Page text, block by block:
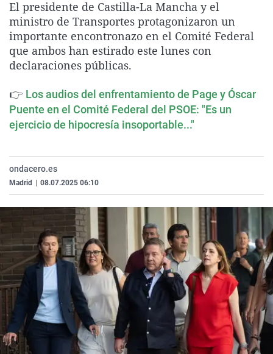
La rosa de los vientos
Gente viajera
Como el perro y el
Caso
Retornados
Equipo de
Extremadura
Galicia
La Rioja
País Vasco
Virales
Televisión
Elecciones
El presidente de Castilla-La Mancha y el
ministro de Transportes protagonizaron un
importante encontronazo en el Comité Federal
que ambos han estirado este lunes con
declaraciones públicas.
👉 Los audios del enfrentamiento de Page y Óscar
Puente en el Comité Federal del PSOE: "Es un
ejercicio de hipocresía insoportable..."
ondacero.es
Madrid 08.07.2025 06:10